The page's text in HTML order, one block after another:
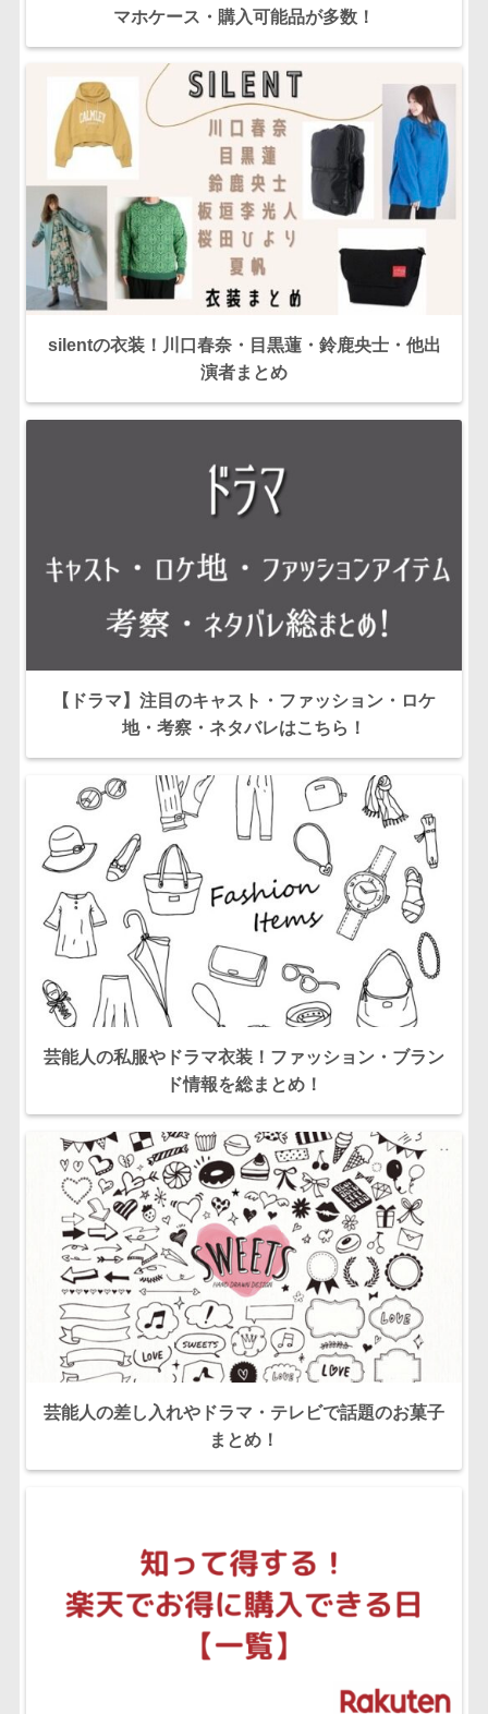
マホケース・購入可能品が多数！
silentの衣装！川口春奈・目黒蓮・鈴鹿央士・他出
演者まとめ
【ドラマ】注目のキャスト・ファッション・ロケ
地・考察・ネタバレはこちら！
芸能人の私服やドラマ衣装！ファッション・ブラン
ド情報を総まとめ！
芸能人の差し入れやドラマ・テレビで話題のお菓子
まとめ！